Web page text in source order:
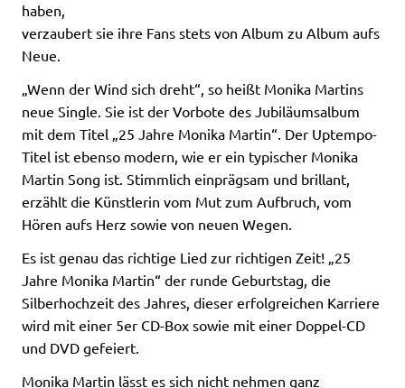
haben,
verzaubert sie ihre Fans stets von Album zu Album aufs
Neue.
„Wenn der Wind sich dreht“, so heißt Monika Martins
neue Single. Sie ist der Vorbote des Jubiläumsalbum
mit dem Titel „25 Jahre Monika Martin“. Der Uptempo-
Titel ist ebenso modern, wie er ein typischer Monika
Martin Song ist. Stimmlich einprägsam und brillant,
erzählt die Künstlerin vom Mut zum Aufbruch, vom
Hören aufs Herz sowie von neuen Wegen.
Es ist genau das richtige Lied zur richtigen Zeit! „25
Jahre Monika Martin“ der runde Geburtstag, die
Silberhochzeit des Jahres, dieser erfolgreichen Karriere
wird mit einer 5er CD-Box sowie mit einer Doppel-CD
und DVD gefeiert.
Monika Martin lässt es sich nicht nehmen ganz